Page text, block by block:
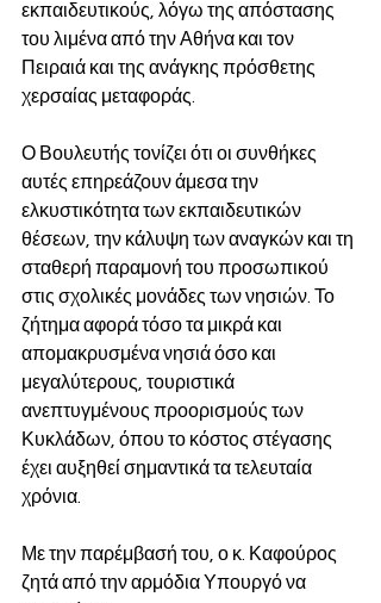
εκπαιδευτικούς, λόγω της απόστασης
του λιμένα από την Αθήνα και τον
Πειραιά και της ανάγκης πρόσθετης
χερσαίας μεταφοράς.
Ο Βουλευτής τονίζει ότι οι συνθήκες
αυτές επηρεάζουν άμεσα την
ελκυστικότητα των εκπαιδευτικών
θέσεων, την κάλυψη των αναγκών και τη
σταθερή παραμονή του προσωπικού
στις σχολικές μονάδες των νησιών. Το
ζήτημα αφορά τόσο τα μικρά και
απομακρυσμένα νησιά όσο και
μεγαλύτερους, τουριστικά
ανεπτυγμένους προορισμούς των
Κυκλάδων, όπου το κόστος στέγασης
έχει αυξηθεί σημαντικά τα τελευταία
χρόνια.
Με την παρέμβασή του, ο κ. Καφούρος
ζητά από την αρμόδια Υπουργό να